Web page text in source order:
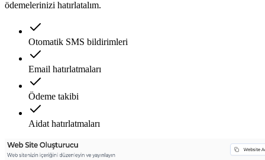
ödemelerinizi hatırlatalım.
Otomatik SMS bildirimleri
Email hatırlatmaları
Ödeme takibi
Aidat hatırlatmaları